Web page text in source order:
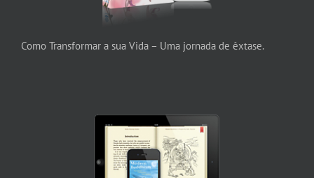
Como Transformar a sua Vida – Uma jornada de êxtase.